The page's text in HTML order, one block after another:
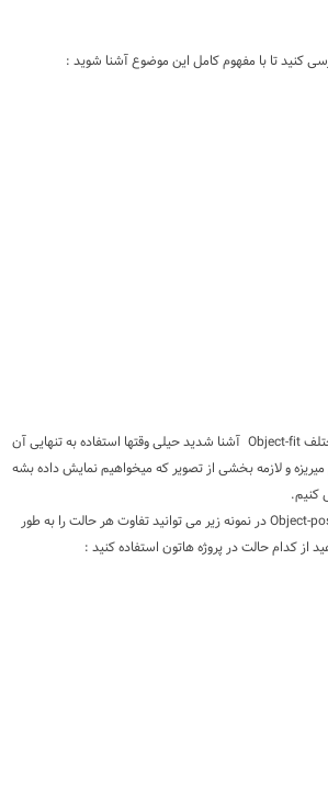
کنید تا با مفهوم کامل این موضوع آشنا شوید :
حالا که با مفهوم و حالتهای مختلف Object-fit آشنا شدید حیلی وقتها استفاده به تنهایی آن
و لازمه بخشی از تصویر که میخواهیم نمایش داده بشه
با بررسی دقیق حالتهای Object-position در نمونه زیر می توانید تفاوت هر حالت را به طور
کدام حالت در پروژه هاتون استفاده کنید :